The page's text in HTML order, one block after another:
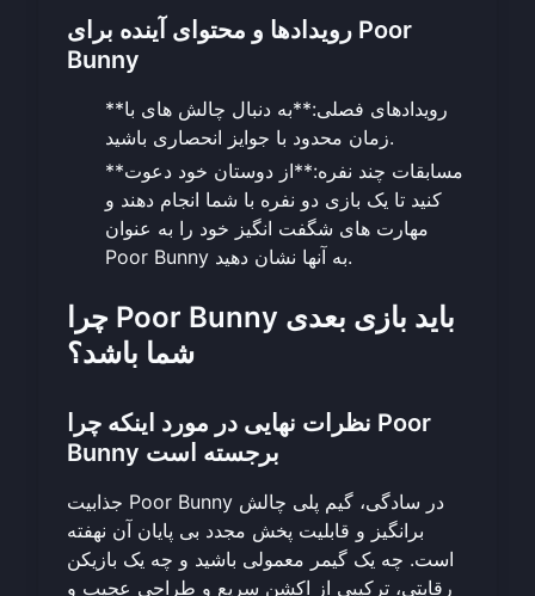
رویدادها و محتوای آینده برای Poor
Bunny
**رویدادهای فصلی:**به دنبال چالش های با
زمان محدود با جوایز انحصاری باشید.
**مسابقات چند نفره:**از دوستان خود دعوت
کنید تا یک بازی دو نفره با شما انجام دهند و
مهارت های شگفت انگیز خود را به عنوان
Poor Bunny به آنها نشان دهید.
چرا Poor Bunny باید بازی بعدی
شما باشد؟
نظرات نهایی در مورد اینکه چرا Poor
Bunny برجسته است
جذابیت Poor Bunny در سادگی، گیم پلی چالش
برانگیز و قابلیت پخش مجدد بی پایان آن نهفته
است. چه یک گیمر معمولی باشید و چه یک بازیکن
رقابتی، ترکیبی از اکشن سریع و طراحی عجیب و